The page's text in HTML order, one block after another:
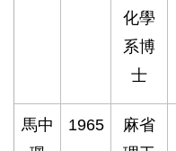
化學
系博
士
馬中
1965
麻省